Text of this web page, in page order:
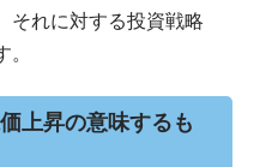
それに対する投資戦略
上昇の意味するも